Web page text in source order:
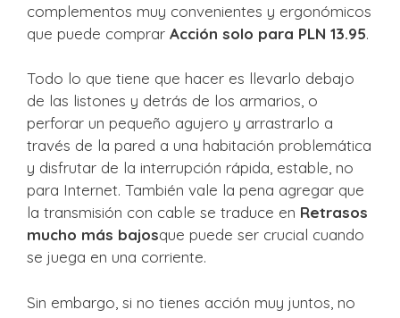
complementos muy convenientes y ergonómicos
que puede comprar Acción solo para PLN 13.95.
Todo lo que tiene que hacer es llevarlo debajo
de las listones y detrás de los armarios, o
perforar un pequeño agujero y arrastrarlo a
través de la pared a una habitación problemática
y disfrutar de la interrupción rápida, estable, no
para Internet. También vale la pena agregar que
la transmisión con cable se traduce en Retrasos
mucho más bajosque puede ser crucial cuando
se juega en una corriente.
Sin embargo, si no tienes acción muy juntos, no